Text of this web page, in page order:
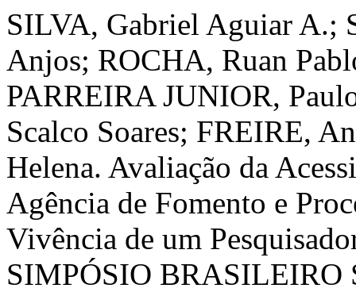
SILVA, Gabriel Aguiar A.;
Anjos; ROCHA, Ruan
PARREIRA JUNIOR,
Scalco Soares; FREIRE,
Helena. Avaliação da
Agência de Fomento e
Vivência de um
SIMPÓSIO BRASILEIRO